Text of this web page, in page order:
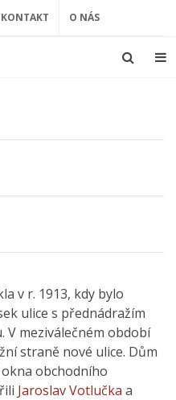
KONTAKT O NÁS
v r. 1913, kdy bylo
ulice s přednádražím
meziválečném období
straně nové ulice. Dům
okna obchodního
Jaroslav Votlučka a